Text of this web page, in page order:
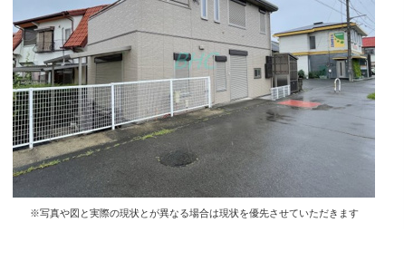
※写真や図と実際の現状とが異なる場合は現状を優先させていただきます